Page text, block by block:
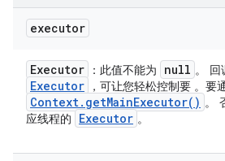
executor
Executor ：此值不能为 null 。 回
Executor ，可让您轻松控制要 。要
Context. getMainExecutor( ) 。
应线程的
Executor 。